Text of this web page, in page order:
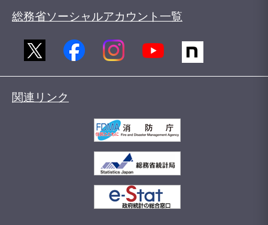
総務省ソーシャルアカウント一覧
関連リンク